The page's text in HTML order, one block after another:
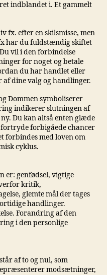
indblandet i. Et gammelt
fx. efter en skilsmisse, men
har du fuldstændig skiftet
vil i den forbindelse
for noget og betale
du har handlet eller
dine valg og handlinger.
Dommen symboliserer
indikerer slutningen af
Du kan altså enten glæde
forbigåede chancer
forbindes med loven om
cyklus.
er: genfødsel, vigtige
kritik,
glemte mål der tages
handlinger.
Forandring af den
i den personlige
af to og nul, som
modsætninger,